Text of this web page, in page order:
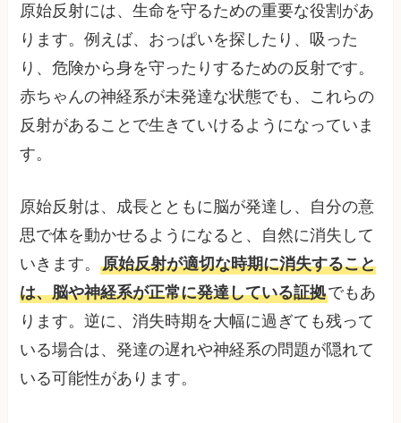
原始反射には、生命を守るための重要な役割があ
ります。例えば、おっぱいを探したり、吸った
り、危険から身を守ったりするための反射です。
赤ちゃんの神経系が未発達な状態でも、これらの
反射があることで生きていけるようになっていま
す。
原始反射は、成長とともに脳が発達し、自分の意
思で体を動かせるようになると、自然に消失して
いきます。原始反射が適切な時期に消失すること
は、脳や神経系が正常に発達している証拠でもあ
ります。逆に、消失時期を大幅に過ぎても残って
いる場合は、発達の遅れや神経系の問題が隠れて
いる可能性があります。